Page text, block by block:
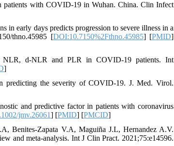
patients with COVID-19 in Wuhan. China. Clin Infect
early days predicts progression to severe illness in a
thno.45985 [DOI:10.7150%2Fthno.45985] [PMID]
d-NLR and PLR in COVID-19 patients. Int
]
predicting the severity of COVID-19. J. Med. Virol.
and predictive factor in patients with coronavirus
jmv.26061] [PMID] [PMCID]
Benites-Zapata V.A, Maguiña J.L, Hernandez A.V.
and meta-analysis. Int J Clin Pract. 2021;75:e14596.